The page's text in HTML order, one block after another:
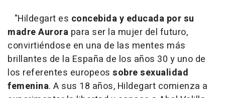
"Hildegart es concebida y educada por su
madre Aurora para ser la mujer del futuro,
convirtiéndose en una de las mentes más
brillantes de la España de los años 30 y uno de
los referentes europeos sobre sexualidad
femenina. A sus 18 años, Hildegart comienza a